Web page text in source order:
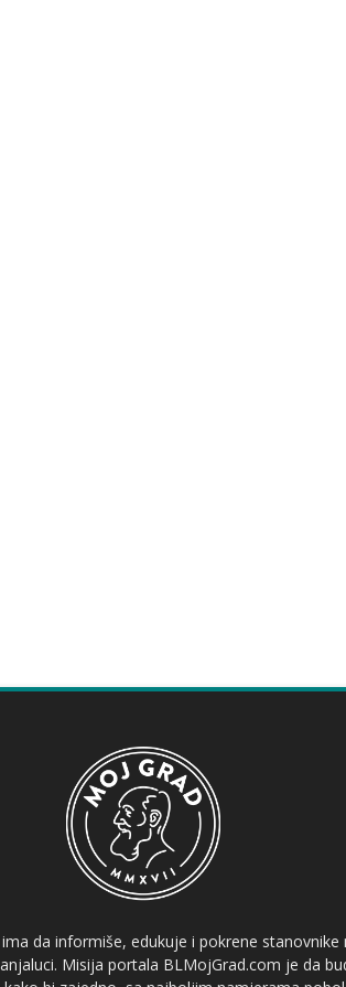
da informiše, edukuje i pokrene stanovnike
Misija portala BLMojGrad.com je da